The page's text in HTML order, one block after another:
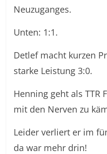
Neuzuganges.
Unten: 1:1.
Detlef macht kurzen
starke Leistung 3:0.
Henning geht als TTR
mit den Nerven zu
Leider verliert er im
da war mehr drin!